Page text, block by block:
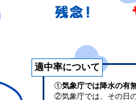
適中率について
①気象庁では降水の有
②気象庁では、その日